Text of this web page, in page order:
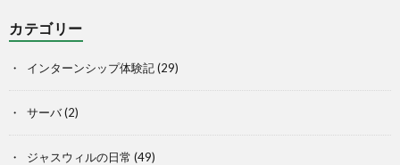
カテゴリー
インターンシップ体験記(29)
サーバ(2)
ジャスウィルの日常 (49)